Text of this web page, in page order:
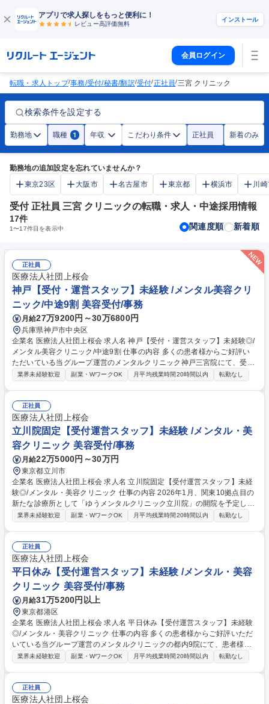
アプリで求人探しをもっと便利に！
レビュー高評価無料
インストール
会員ログイン
転職・求人トップ/事務/受付/秘書/翻訳/受付/正社員/三宮 クリニック
検索条件を設定する
勤務地 職種 1 年収 こだわり条件 正社員 新着のみ
勤務地の追加設定を忘れていませんか？
東京23区
大阪市 名古屋市 東京都 横浜市 川
受付 正社員 三宮 クリニックの転職・求人・中途採用情報
17件
1〜17件目を表示中 関連度順 新着順
正社員
医療法人社団上桜会
神戸【受付・運営スタッフ】未経験 /メンタル美容クリ
ニック/中途9割 美容受付/事務
月給27万9200円～30万6800円
兵庫県神戸市中央区
企業名 医療法人社団上桜会 求人名 神戸【受付・運営スタッフ】未経験◎/
メンタル美容クリニック/中途9割 仕事の内容 多くの患者様からご好評い
ただいている当グループ運営のメンタルクリニック神戸三宮院にて、受付
スタッフとして患者様の受付や問診、診察補助、精算などを行っていただ
し、精算をする会計業務など【キャリア】研修後は、会計事務/診療補助/
問診事務をそれぞれ経験して頂き、ご希望に合わせて、いずれかのスペシ
ャリストになること可能◎クリニックの事務長やメンバー育成、資格取得
しカウンセリング業務にあたる等、様々なキャリアの道に進むことも可能
です◎ 募集職種 神戸【受付・運営スタッフ】未経験◎/メンタル美容クリ
ニック/中途9割
業界未経験歓迎 副業・WワークOK 月平均残業時間20時間以内 転勤なし
正社員
医療法人社団上桜会
立川院固定【受付運営スタッフ】未経験 /メンタル・美
容クリニック 美容受付/事務
月給22万5000円～30万円
東京都立川市
企業名 医療法人社団上桜会 求人名 立川院固定【受付運営スタッフ】未経
験◎/メンタル・美容クリニック 仕事の内容 2026年1月、関東10拠点目の
新たな診療所として「ゆうメンタルクリニック立川院」の開院を予定して
おり、ゼロから一緒にクリニックを作っていただけるオープニングスタッ
種書類の説明、次回の予約対応)■秘書業務(医師のサポート、診察室にて会
話内容の記録)【キャリアパス】一定の経験やスキルが身についてきた
ら、クリニックの事務長やメンバーの育成、資格を取ってカウンセリング
業務にあたるなどあなたの希望に応じてさまざまなキャリアの道に進むこ
とができます◎ 募集職種 立川院固定【受付運営スタッフ】未経験◎/メン
タル・美容クリニック
業界未経験歓迎 副業・WワークOK 月平均残業時間20時間以内 転勤なし
正社員
医療法人社団上桜会
平日休み【受付運営スタッフ】未経験 /メンタル・美容
クリニック 美容受付/事務
月給31万5200円以上
東京都港区
企業名 医療法人社団上桜会 求人名 平日休み【受付運営スタッフ】未経験
◎/メンタル・美容クリニック 仕事の内容 多くの患者様からご好評いただ
いている当グループ運営のメンタルクリニックの都内9院にて、患者様の
受付や問診、診察補助、精算等をお任せします。 【詳細】■問診業務(来院
師のサポート、診察室にて会話内容の記録)【キャリアパス】一定の経験
やスキルが身についてきたら、クリニックの事務長やメンバーの育成、資
業界未経験歓迎 副業・WワークOK 月平均残業時間20時間以内 転勤なし
正社員
医療法人社団上桜会